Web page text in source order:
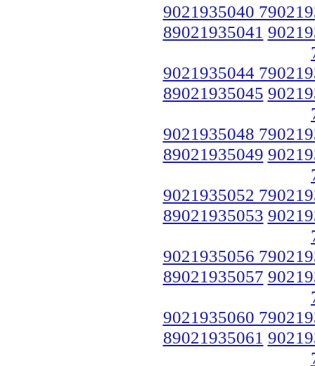
9021935040
89021935041
9021935044
89021935045
9021935048
89021935049
9021935052
89021935053
9021935056
89021935057
9021935060
89021935061